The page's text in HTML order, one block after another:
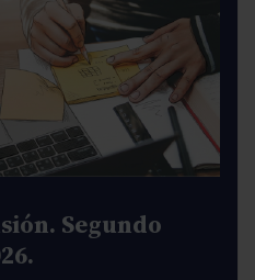
Segundo